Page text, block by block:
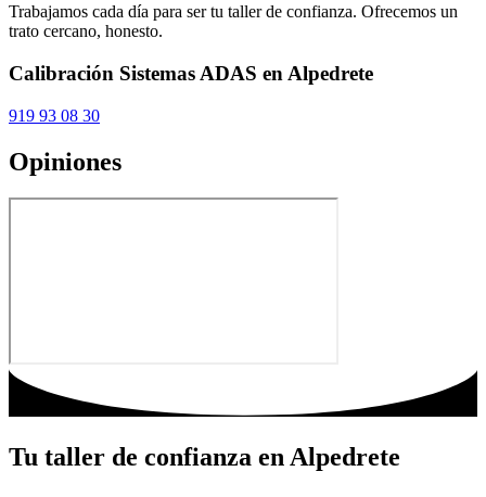
Trabajamos cada día para ser tu taller de confianza. Ofrecemos un
trato cercano, honesto.
Calibración Sistemas ADAS en Alpedrete
919 93 08 30
Opiniones
Tu taller de confianza en Alpedrete